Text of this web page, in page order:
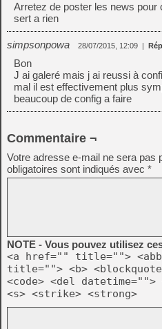
Arretez de poster les news pour
sert a rien
simpsonpowa 28/07/2015, 12:09 |
Bon
J ai galeré mais j ai reussi à
mal il est effectivement plus
beaucoup de config a faire
Commentaire ¬
Votre adresse e-mail ne sera pas
obligatoires sont indiqués avec *
NOTE - Vous pouvez utilisez
<a href="" title="">
title=""> <b>
<code> <del
<s> <strike> <strong>